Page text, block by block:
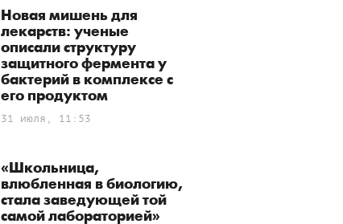
Новая мишень для
лекарств: ученые
описали структуру
защитного фермента у
бактерий в комплексе с
его продуктом
31 июля, 11:53
«Школьница,
влюбленная в биологию,
стала заведующей той
самой лабораторией»